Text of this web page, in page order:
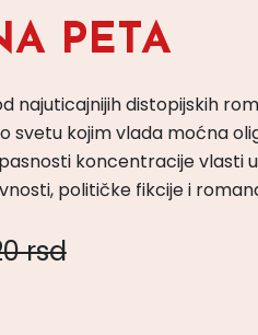
PETA
najuticajnijih distopijskih
svetu kojim vlada moćna
koncentracije
političke fikcije i
rsd